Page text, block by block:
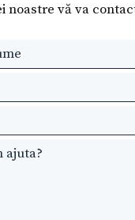
noastre vă va